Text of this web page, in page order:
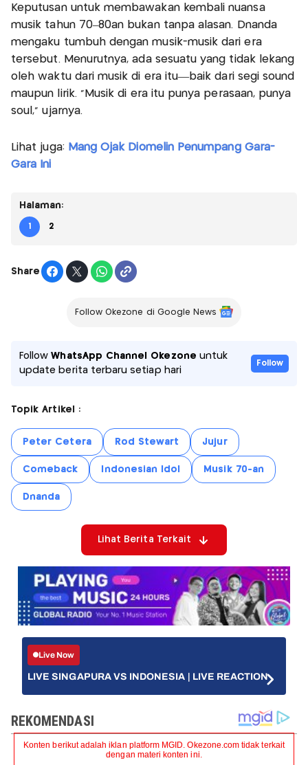
Keputusan untuk membawakan kembali nuansa
musik tahun 70–80an bukan tanpa alasan. Dnanda
mengaku tumbuh dengan musik-musik dari era
tersebut. Menurutnya, ada sesuatu yang tidak lekang
oleh waktu dari musik di era itu—baik dari segi sound
maupun lirik. “Musik di era itu punya perasaan, punya
soul,” ujarnya.
Lihat juga: Mang Ojak Diomelin Penumpang Gara-
Gara Ini
Halaman:
1 2
Share
Follow Okezone di Google News
FollowWhatsApp Channel Okezone untuk
update berita terbaru setiap hari
Follow
Topik Artikel :
Peter Cetera Rod Stewart Jujur
Comeback Indonesian Idol Musik 70-an
Dnanda
Lihat Berita Terkait
Live Now
LIVE SINGAPURA VS INDONESIA | LIVE REACTION